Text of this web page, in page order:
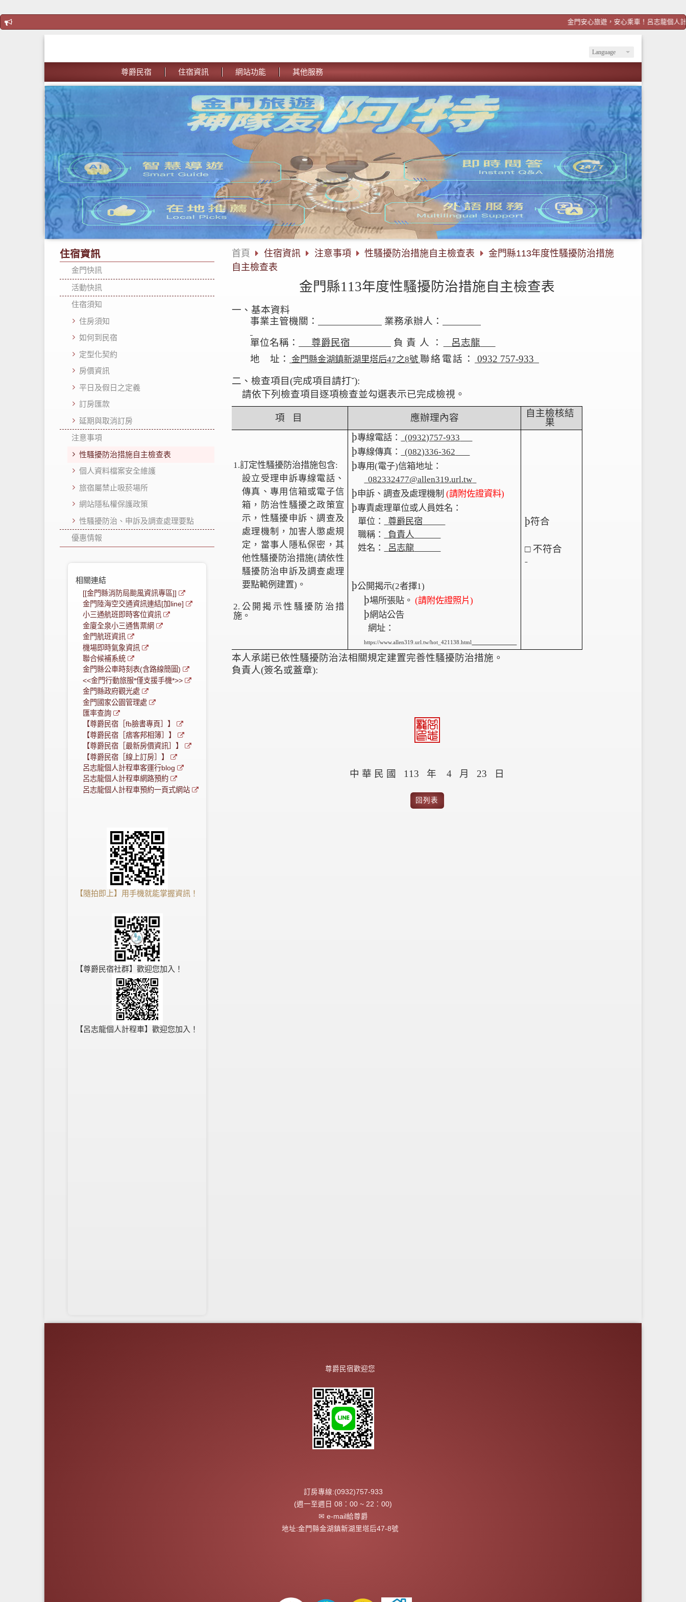
金門安心旅遊，安心乘車！呂志龍個人計
Language
尊爵民宿 住宿資訊 網站功能 其他服務
住宿資訊
金門快訊
活動快訊
住宿須知
住房須知
如何到民宿
定型化契約
房價資訊
平日及假日之定義
訂房匯款
延期與取消訂房
注意事項
性騷擾防治措施自主檢查表
個人資料檔案安全維護
旅宿屬禁止吸菸場所
網站隱私權保護政策
性騷擾防治、申訴及調查處理要點
優惠情報
相關連結
[[金門縣消防局颱風資訊專區]]
金門陸海空交通資訊連結[加line]
小三通航班即時客位資訊
金廈全泉小三通售票網
金門航班資訊
機場即時氣象資訊
聯合候補系統
金門縣公車時刻表(含路線簡圖)
<<金門行動旅服*僅支援手機*>>
金門縣政府觀光處
金門國家公園管理處
匯率查詢
【尊爵民宿［fb臉書專頁］】
【尊爵民宿［痞客邦相簿］】
【尊爵民宿［最新房價資訊］】
【尊爵民宿［線上訂房］】
呂志龍個人計程車客運行blog
呂志龍個人計程車網路預約
呂志龍個人計程車預約一頁式網站
【隨拍即上】用手機就能掌握資訊！
【尊爵民宿社群】歡迎您加入！
【呂志龍個人計程車】歡迎您加入！
首頁 住宿資訊 注意事項 性騷擾防治措施自主檢查表
金門縣113年度性騷擾防治措施
自主檢查表
金門縣113年度性騷擾防治措施自主檢查表
一、基本資料
事業主管機關：
業務承辦人：
單位名稱：
尊爵民宿 負責人 ：
呂志龍
地
址： 金門縣金湖鎮新湖里塔后47之8號 聯絡電話： 0932 757-933
二、檢查項目(完成項目請打ˇ):
請依下列檢查項目逐項檢查並勾選表示已完成檢視。
項 目 應辦理內容
自主檢核結
果
1.訂定性騷擾防治措施包含:
設立受理申訴專線電話、
傳真、專用信箱或電子信
箱，防治性騷擾之政策宣
示，性騷擾申訴、調查及
處理機制，加害人懲處規
定，當事人隱私保密，其
他性騷擾防治措施(請依性
騷擾防治申訴及調查處理
要點範例建置)。
2.公開揭示性騷擾防治措
施。
þ專線電話： (0932)757-933
þ專線傳真： (082)336-362
þ專用(電子)信箱地址：
082332477@allen319.url.tw
þ申訴、調查及處理機制 (請附佐證資料)
þ專責處理單位或人員姓名：
單位：
尊爵民宿
職稱：
負責人
姓名：
呂志龍
þ公開揭示(2者擇1)
þ場所張貼。 (請附佐證照片)
þ網站公告
網址：
https://www.allen319.url.tw/hot_421138.html
þ符合
□ 不符合
本人承諾已依性騷擾防治法相關規定建置完善性騷擾防治措施。
負責人(簽名或蓋章):
中 華 民 國 1 13 年 4 月 23 日
回列表
尊爵民宿歡迎您
訂房專線:(0932)757-933
(週一至週日 08：00 ~ 22：00)
✉ e-mail給尊爵
地址:金門縣金湖鎮新湖里塔后47-8號